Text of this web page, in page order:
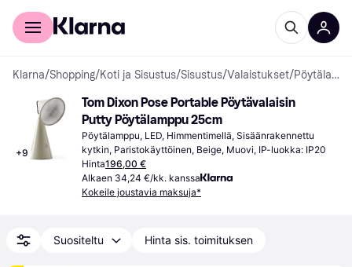
Kuluttajille
Klarna/Shopping/Koti ja Sisustus/Sisustus/Valaistukset/ Pöytälamput
+9
Tom Dixon Pose Portable Pöytävalaisin
Putty Pöytälamppu 25cm
Pöytälamppu, LED, Himmentimellä, Sisäänrakennettu
kytkin, Paristokäyttöinen, Beige, Muovi, IP-luokka: IP20
Hinta196,00 €
Alkaen 34,24 €/kk. kanssa
Kokeile joustavia maksuja*
Suositeltu Hinta sis. toimituksen